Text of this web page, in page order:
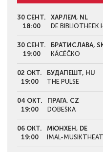
30 СЕНТ.
18:00
ХАРЛЕМ, NL
DE BIBLIOTHEEK
30 СЕНТ.
19:00
БРАТИСЛАВА,
KÁCÉČKO
02 ОКТ.
19:00
БУДАПЕШТ, HU
THE PULSE
04 ОКТ.
19:00
ПРАГА, CZ
DOBEŠKA
06 ОКТ.
19:00
МЮНХЕН, DE
IMAL-